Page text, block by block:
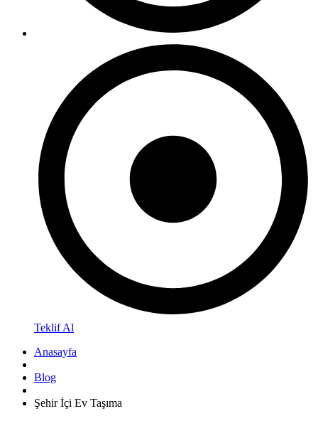
Teklif Al
Anasayfa
Blog
Şehir İçi Ev Taşıma